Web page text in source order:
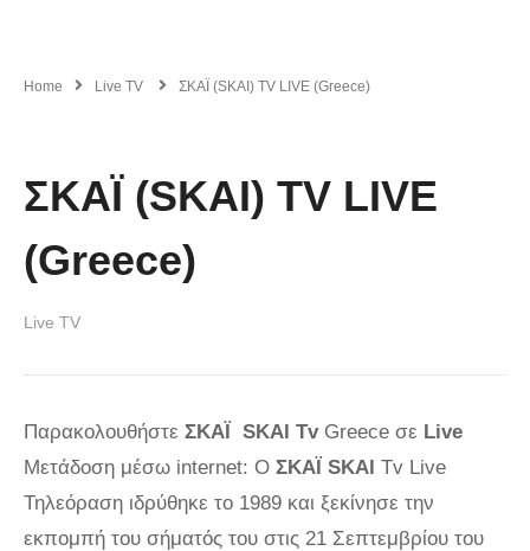
Home Live TV ΣΚΑΪ (SKAI) TV LIVE (Greece)
ΣΚΑΪ (SKAI) TV LIVE
(Greece)
Live TV
Παρακολουθήστε ΣΚΑΪ SKAI TvGreece σε Live
Μετάδοση μέσω internet: Ο ΣΚΑΪ SKAI Tv Live
Τηλεόραση ιδρύθηκε το 1989 και ξεκίνησε την
εκπομπή του σήματός του στις 21 Σεπτεμβρίου του